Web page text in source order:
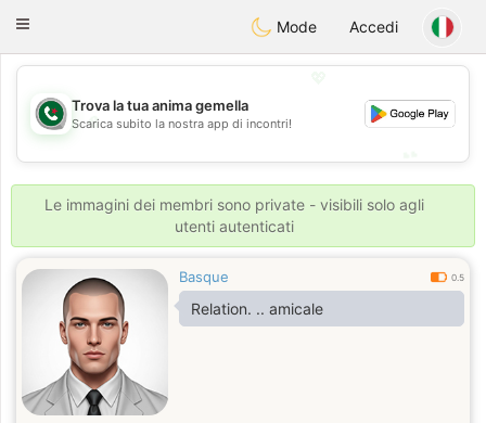
Weshrak
Toggle
Mode Accedi
💖
💕
Trova la tua anima gemella
Scarica subito la nostra app di incontri!
Le immagini dei membri sono private - visibili solo agli
utenti autenticati
Basque 0.5
Relation. .. amicale